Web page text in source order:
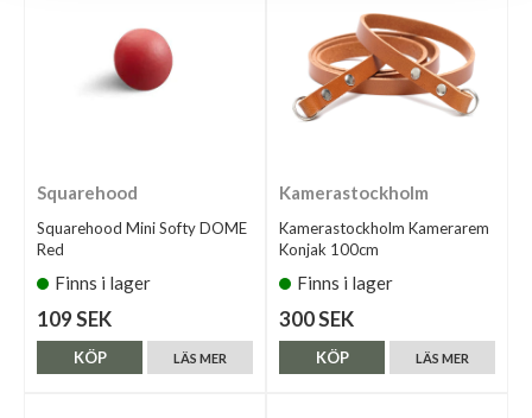
Squarehood
Squarehood Mini Softy DOME
Red
Finns i lager
109 SEK
LÄS MER
KÖP
Kamerastockholm
Kamerastockholm Kamerarem
Konjak 100cm
Finns i lager
300 SEK
LÄS MER
KÖP